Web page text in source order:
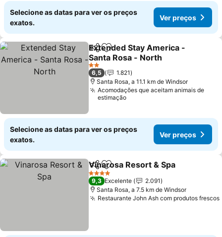
Selecione as datas para ver os preços
exatos.
Ver preços
PartilharAdicionar aos favoritos
Extended Stay America -
Santa Rosa - North
Ver preços
2 Estrelas
6,5
1.821
Santa Rosa, a 11.1 km de Windsor
Acomodações que aceitam animais de
estimação
Selecione as datas para ver os preços
exatos.
Ver preços
PartilharAdicionar aos favoritos
Vinarosa Resort & Spa
4 Estrelas
9,3 Excelente
2.091
Santa Rosa, a 7.5 km de Windsor
Restaurante John Ash com produtos frescos